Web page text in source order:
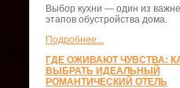
Выбор кухни — один из
этапов обустройства дома.
Подробнее...
ГДЕ ОЖИВАЮТ ЧУВСТВА:
ВЫБРАТЬ ИДЕАЛЬНЫЙ
РОМАНТИЧЕСКИЙ ОТЕЛЬ